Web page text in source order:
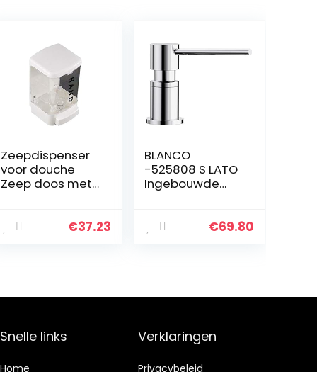
Zeepdispenser
voor douche
Zeep doos met
Ziekenhuis
€37.23
BLANCO
-525808 S LATO
Ingebouwde
voor aanrecht –
€69.80
Snelle links
Home
Verklaringen
Privacybeleid